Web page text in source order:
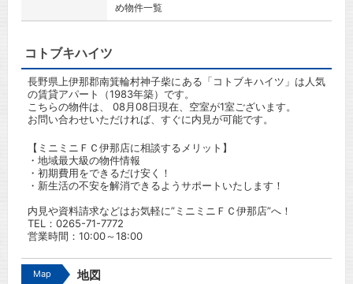
め物件一覧
コトブキハイツ
長野県上伊那郡南箕輪村神子柴にある「コトブキハイツ」は人気
の賃貸アパート（1983年築）です。
こちらの物件は、 08月08日現在、空室が1室ございます。
お問い合わせいただければ、すぐに内見が可能です。
【ミニミニＦＣ伊那店に相談するメリット】
・地域最大級の物件情報
・初期費用をできるだけ安く！
・新生活の不安を解消できるようサポートいたします！
内見や資料請求などはお気軽に”ミニミニＦＣ伊那店”へ！
TEL： 0265-71-7772
営業時間：10:00～18:00
Map 地図